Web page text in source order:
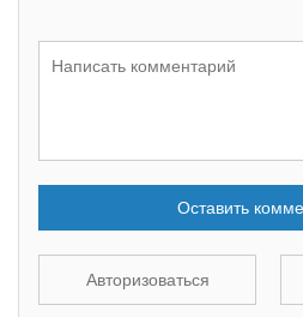
Оставить
Авторизоваться